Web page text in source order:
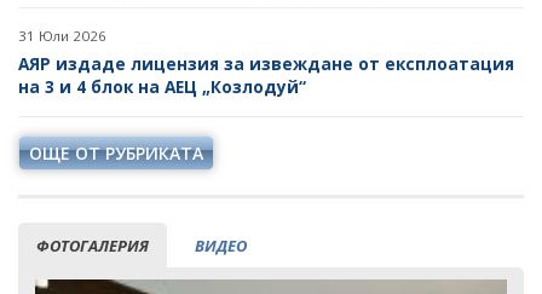
31 Юли 2026
АЯР издаде лицензия за извеждане от експлоатация
на 3 и 4 блок на АЕЦ „Козлодуй“
ОЩЕ ОТ РУБРИКАТА
ФОТОГАЛЕРИЯ ВИДЕО